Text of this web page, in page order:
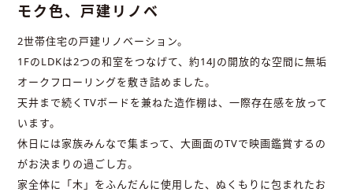
モク色、戸建リノベ
2世帯住宅の戸建リノベーション。
1FのLDKは2つの和室をつなげて、約14Jの開放的な空間に無垢
オークフローリングを敷き詰めました。
天井まで続くTVボードを兼ねた造作棚は、一際存在感を放って
います。
休日には家族みんなで集まって、大画面のTVで映画鑑賞するの
がお決まりの過ごし方。
家全体に「木」をふんだんに使用した、ぬくもりに包まれたお